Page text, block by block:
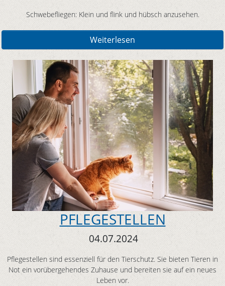
Schwebefliegen: Klein und flink und hübsch anzusehen.
Weiterlesen
PFLEGESTELLEN
04.07.2024
Pflegestellen sind essenziell für den Tierschutz. Sie bieten Tieren in
Not ein vorübergehendes Zuhause und bereiten sie auf ein neues
Leben vor.